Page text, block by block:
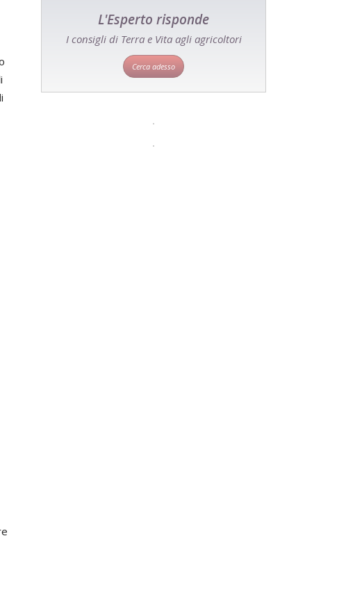
L'Esperto risponde
I consigli di Terra e Vita agli agricoltori
Cerca adesso